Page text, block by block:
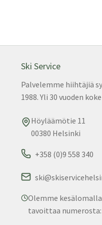
Ski Service
Palvelemme hiihtäjiä
1988. Yli 30 vuoden
Höyläämötie 11
00380 Helsinki
+358 (0)9 558 340
Olemme
tavoittaa numerosta: